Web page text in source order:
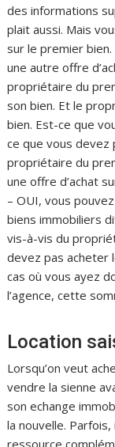
des informations
plait aussi. Mais
sur le premier
une autre offre
propriétaire du
son bien. Et le
bien. Est-ce que
ce que vous devez
propriétaire du
une offre d’achat
– OUI, vous
biens immobiliers
vis-à-vis du
devez pas acheter
cas où vous ayez
l’agence, cette
Location
Lorsqu’on veut
vendre la sienne
son echange
la nouvelle.
ressource